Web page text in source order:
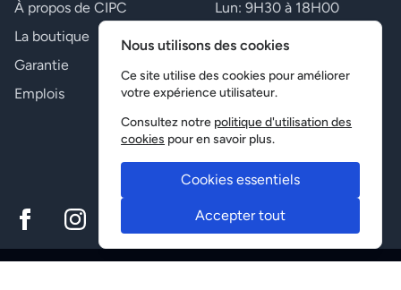
À propos de CIPC
La boutique
Garantie
Emplois
Lun: 9H30 à 18H00
Mer: 9H30 à 18H00
Jeu: 9H30 à 21H00
Ven: 9H30 à 21H00
Sam: Fermé
Dim: Fermé
Nous utilisons des cookies
Ce site utilise des cookies pour améliorer
votre expérience utilisateur.
Consultez notre politique d'utilisation des
cookies pour en savoir plus.
Cookies essentiels
Accepter tout